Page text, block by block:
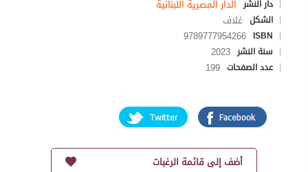
دار النشر الدار المصرية اللبنانية
الشكل غلاف
ISBN
9789777954266
سنة النشر 2023
عدد الصفحات 199
أضف إلى قائمة الرغبات